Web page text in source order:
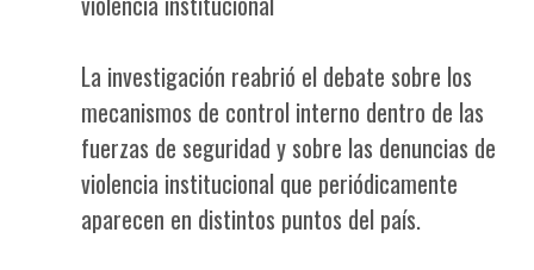
La investigación reabrió el debate sobre los
mecanismos de control interno dentro de las
fuerzas de seguridad y sobre las denuncias de
violencia institucional que periódicamente
aparecen en distintos puntos del país.